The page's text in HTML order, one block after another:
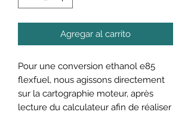
Agregar al carrito
Pour une conversion ethanol e85
flexfuel, nous agissons directement
sur la cartographie moteur, après
lecture du calculateur afin de réaliser